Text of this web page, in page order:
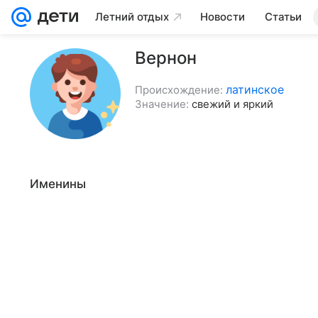
Летний отдых Новости Статьи
Вернон
Происхождение: латинское
Значение: свежий и яркий
Именины